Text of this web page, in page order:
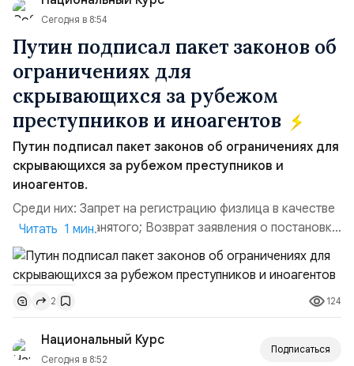
Сегодня в 8:54
Путин подписал пакет законов об
ограничениях для
скрывающихся за рубежом
преступников и иноагентов
Путин подписал пакет законов об ограничениях для
скрывающихся за рубежом преступников и
иноагентов.
Среди них: Запрет на регистрацию физлица в качестве
ИП или самозанятого; Возврат заявления о постановке
недвижимости на кадастровый учет; Ограничение
водительских прав; Запрет регистрации транспортных
средств и на заключение сделок по доверенности;
Отказ в заключении кредитного договора,
предоставлении государственных и муниципальных
услу...
Читать 1 мин.
2 124
Национальный Курс
Сегодня в 8:52
Подписаться